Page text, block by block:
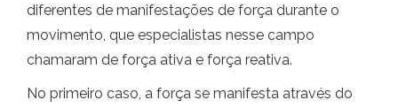
diferentes de manifestações de força durante o
movimento, que especialistas nesse campo
chamaram de força ativa e força reativa.
No primeiro caso, a força se manifesta através do